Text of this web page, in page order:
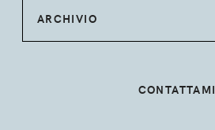
ARCHIVIO
CONTATTAMI